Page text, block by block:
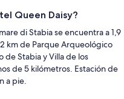
Queen Daisy?
di Stabia se encuentra a 1,9
km de Parque Arqueológico
Stabia y Villa de los
de 5 kilómetros. Estación de
a pie.